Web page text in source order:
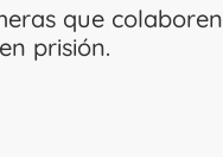
que colaboren
prisión.